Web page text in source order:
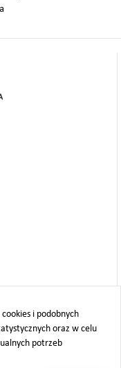
i podobnych
oraz w celu
potrzeb